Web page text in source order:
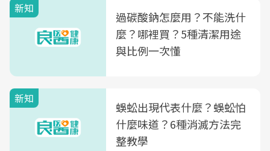
新知
過碳酸鈉怎麼用？不能洗什
麼？哪裡買？5種清潔用途
與比例一次懂
新知
蜈蚣出現代表什麼？蜈蚣怕
什麼味道？6種消滅方法完
整教學